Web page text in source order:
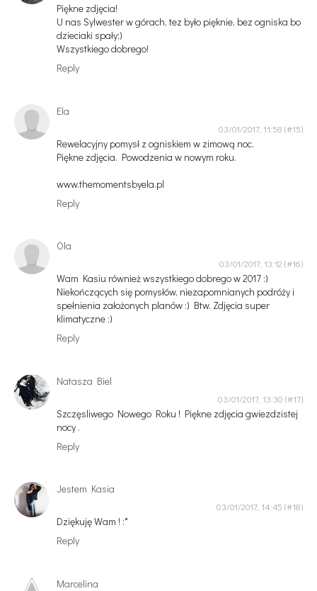
Piękne zdjęcia!
U nas Sylwester w górach, tez było pięknie, bez ogniska bo
dzieciaki spały;)
Wszystkiego dobrego!
Reply
Ela
03/01/2017, 11:58
Rewelacyjny pomysł z ogniskiem w zimową noc.
Piękne zdjęcia. Powodzenia w nowym roku.
www.themomentsbyela.pl
Reply
Ola
03/01/2017, 13:12
Wam Kasiu również wszystkiego dobrego w 2017 :)
Niekończących się pomysłów, niezapomnianych podróży i
spełnienia założonych planów :) Btw. Zdjęcia super
klimatyczne :)
Reply
Natasza Biel
03/01/2017, 13:30
Szczęsliwego Nowego Roku ! Piękne zdjęcia gwiezdzistej
nocy .
Reply
Jestem Kasia
03/01/2017, 14:45
Dziękuję Wam ! :*
Reply
Marcelina